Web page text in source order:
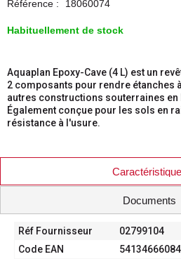
Référence : 18060074
Habituellement de stock
Aquaplan Epoxy-Cave (4 L) est un
2 composants pour rendre étanches
autres constructions souterraines
Également conçue pour les sols en
résistance à l'usure.
Documents
Réf Fournisseur
02799104
Code EAN